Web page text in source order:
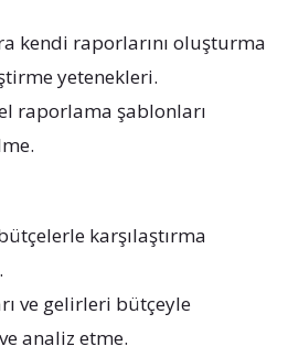
kendi raporlarını oluşturma
yetenekleri.
raporlama şablonları
karşılaştırma
ve gelirleri bütçeyle
analiz etme.